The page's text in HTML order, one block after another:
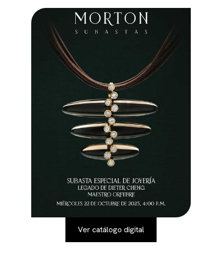
Ver catálogo digital